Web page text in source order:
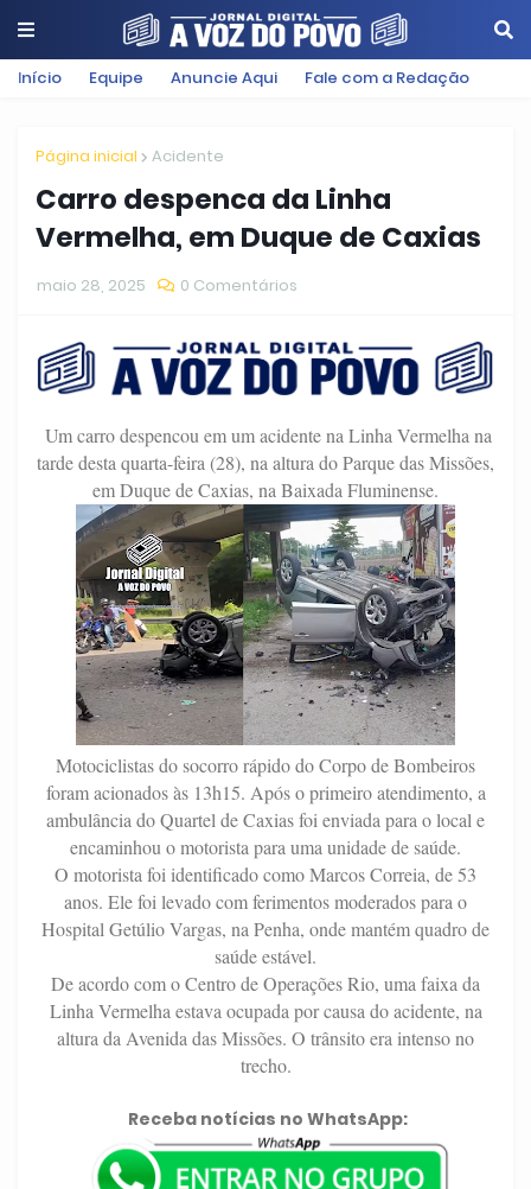
Início Equipe Anuncie Aqui Fale com a Redação
Página inicial Acidente
Carro despenca da Linha
Vermelha, em Duque de Caxias
maio 28, 2025 0 Comentários
Um carro despencou em um acidente na Linha Vermelha na
tarde desta quarta-feira (28), na altura do Parque das Missões,
em Duque de Caxias, na Baixada Fluminense.
Motociclistas do socorro rápido do Corpo de Bombeiros
foram acionados às 13h15. Após o primeiro atendimento, a
ambulância do Quartel de Caxias foi enviada para o local e
encaminhou o motorista para uma unidade de saúde.
O motorista foi identificado como Marcos Correia, de 53
anos. Ele foi levado com ferimentos moderados para o
Hospital Getúlio Vargas, na Penha, onde mantém quadro de
saúde estável.
De acordo com o Centro de Operações Rio, uma faixa da
Linha Vermelha estava ocupada por causa do acidente, na
altura da Avenida das Missões. O trânsito era intenso no
trecho.
Receba notícias no WhatsApp: